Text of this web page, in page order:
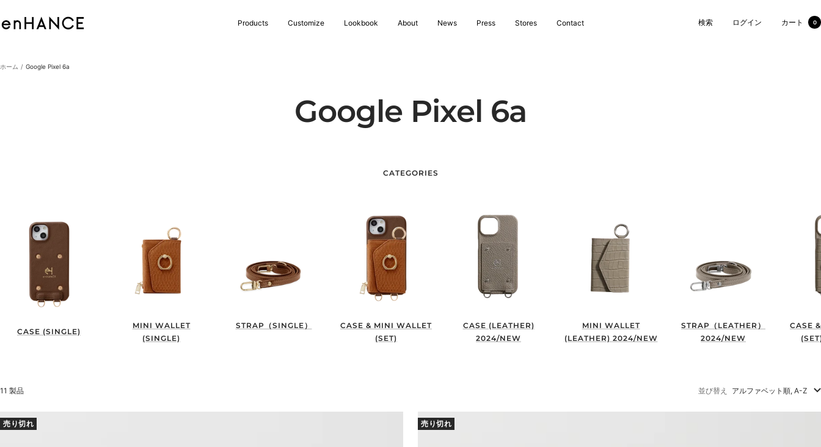
テ
へ
Products Customize Lookbook About News Press Stores Contact
enHANCE 検索 ログイン カート 0
ホーム Google Pixel 6a
Google Pixel 6a
CATEGORIES
CASE (SINGLE)
MINI WALLET
(SINGLE)
STRAP（SINGLE）
CASE & MINI WALLET
(SET)
CASE (LEATHER)
2024/NEW
MINI WALLET
(LEATHER) 2024/NEW
STRAP（LEATHER）
2024/NEW
CASE
11 製品 並び替え アルファベット順, A-Z
売り切れ 売り切れ